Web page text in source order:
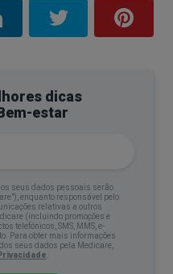
ocorre devido a
dos transportadores
que conseguimos
comodoença celíaca
do cólon irritável ou
dicas
estar
os seus dados pessoais serão
enquanto responsável pelo
relativas a outros
(incluindo promoções e
telefónicos, SMS, MMS, e-
Para obter mais informações
seus dados pela Medicare,